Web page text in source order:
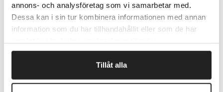
annons- och analysföretag som vi samarbetar med.
Dessa kan i sin tur kombinera informationen med annan
information som du har tillhandahållit eller som de har
Tillåt alla
Afsendelse samme dag ved bestilling
inden kl 10
18857 57